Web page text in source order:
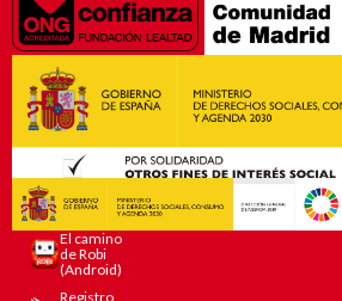
El camino
de Robi
(Android)
Registro